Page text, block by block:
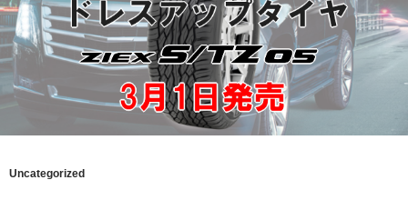
ス
キ
ッ
プ
Uncategorized